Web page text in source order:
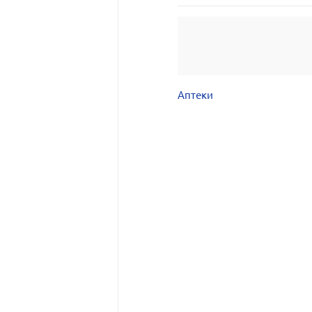
Аптеки